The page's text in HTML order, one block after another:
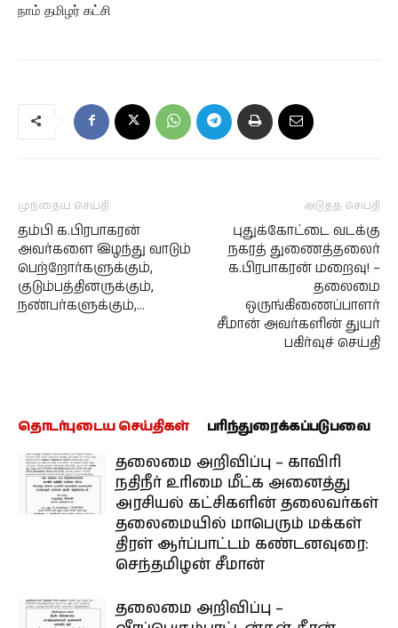
நாம் தமிழர் கட்சி
முந்தைய செய்தி
தம்பி க.பிரபாகரன்
அவர்களை இழந்து வாடும்
பெற்றோர்களுக்கும்,
குடும்பத்தினருக்கும்,
நண்பர்களுக்கும்,…
அடுத்த செய்தி
புதுக்கோட்டை வடக்கு
நகரத் துணைத்தலைர்
க.பிரபாகரன் மறைவு! –
தலைமை
ஒருங்கிணைப்பாளர்
சீமான் அவர்களின் துயர்
பகிர்வுச் செய்தி
தொடர்புடைய செய்திகள் பரிந்துரைக்கப்படுபவை
தலைமை அறிவிப்பு – காவிரி
நதிநீர் உரிமை மீட்க அனைத்து
அரசியல் கட்சிகளின் தலைவர்கள்
தலைமையில் மாபெரும் மக்கள்
திரள் ஆர்ப்பாட்டம் கண்டனவுரை:
செந்தமிழன் சீமான்
தலைமை அறிவிப்பு –